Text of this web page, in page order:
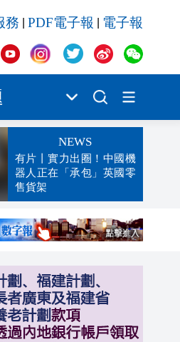
務 PDF電子報 電子報
NEWS
有片丨實力出圈！中國機
器人正在「承包」英國零
售貨架